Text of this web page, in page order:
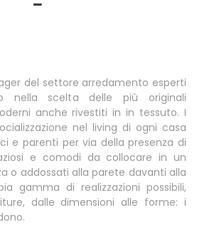
del settore arredamento esperti
nella scelta delle più originali
anche rivestiti in in tessuto. I
nel living di ogni casa
e parenti per via della presenza di
e comodi da collocare in un
o addossati alla parete davanti alla
gamma di realizzazioni possibili,
dalle dimensioni alle forme: i